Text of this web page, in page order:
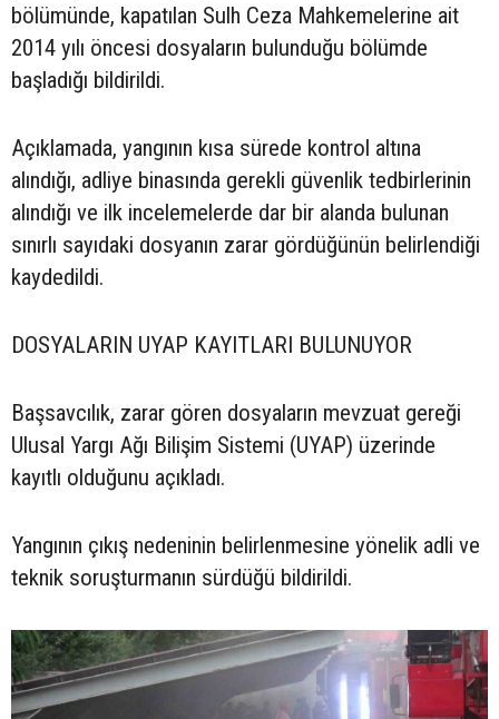
bölümünde, kapatılan Sulh Ceza Mahkemelerine ait
2014 yılı öncesi dosyaların bulunduğu bölümde
başladığı bildirildi.
Açıklamada, yangının kısa sürede kontrol altına
alındığı, adliye binasında gerekli güvenlik tedbirlerinin
alındığı ve ilk incelemelerde dar bir alanda bulunan
sınırlı sayıdaki dosyanın zarar gördüğünün belirlendiği
kaydedildi.
DOSYALARIN UYAP KAYITLARI BULUNUYOR
Başsavcılık, zarar gören dosyaların mevzuat gereği
Ulusal Yargı Ağı Bilişim Sistemi (UYAP) üzerinde
kayıtlı olduğunu açıkladı.
Yangının çıkış nedeninin belirlenmesine yönelik adli ve
teknik soruşturmanın sürdüğü bildirildi.